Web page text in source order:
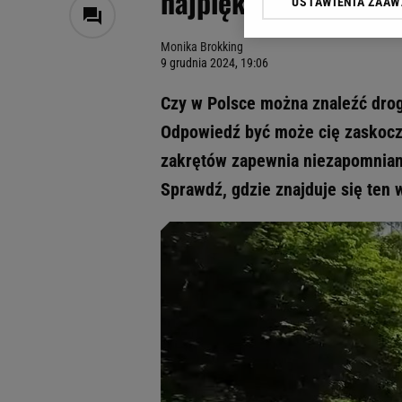
Monika Brokking
9 grudnia 2024, 19:06
Czy w Polsce można znaleźć
Odpowiedź być może cię
zakrętów zapewnia
Sprawdź, gdzie znajduje się ten
Klikając „Akceptuję”
odnośnik „Ustawienia
My, nasi Zaufani
Użycie dokładnych
Przechowywanie
badnie odbiorców i